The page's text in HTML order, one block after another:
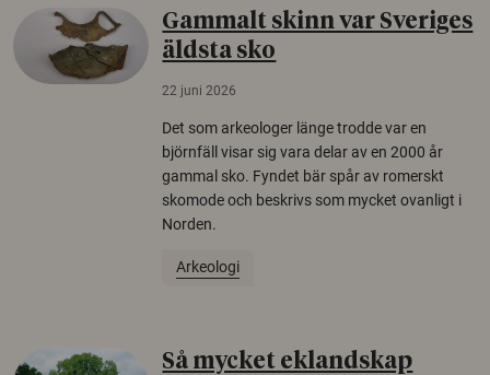
Gammalt skinn var Sveriges
äldsta sko
22 juni 2026
Det som arkeologer länge trodde var en
björnfäll visar sig vara delar av en 2000 år
gammal sko. Fyndet bär spår av romerskt
skomode och beskrivs som mycket ovanligt i
Norden.
Arkeologi
Så mycket eklandskap